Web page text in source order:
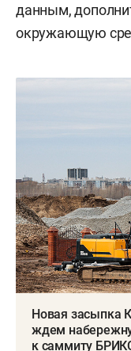
данным,
окружающую
Новая засыпка
ждем
к саммиту